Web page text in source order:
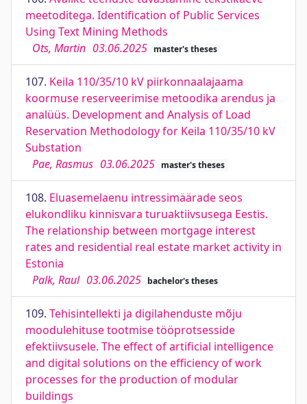
meetoditega. Identification of Public Services
Using Text Mining Methods
Ots, Martin 03.06.2025 master's theses
107. Keila 110/35/10 kV piirkonnaalajaama
koormuse reserveerimise metoodika arendus ja
analüüs. Development and Analysis of Load
Reservation Methodology for Keila 110/35/10 kV
Substation
Pae, Rasmus 03.06.2025 master's theses
108. Eluasemelaenu intressimäärade seos
elukondliku kinnisvara turuaktiivsusega Eestis.
The relationship between mortgage interest
rates and residential real estate market activity in
Estonia
Palk, Raul 03.06.2025 bachelor's theses
109. Tehisintellekti ja digilahenduste mõju
moodulehituse tootmise tööprotsesside
efektiivsusele. The effect of artificial intelligence
and digital solutions on the efficiency of work
processes for the production of modular
buildings